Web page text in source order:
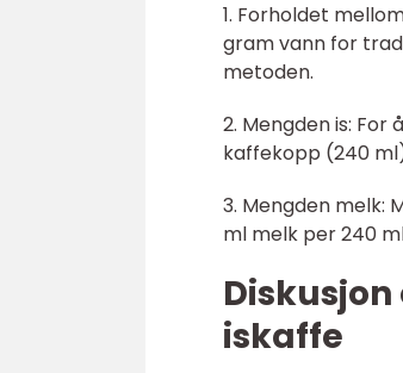
1. Forholdet
gram vann for
metoden.
2. Mengden is:
kaffekopp (240
3. Mengden melk:
ml melk per 240
iskaffe